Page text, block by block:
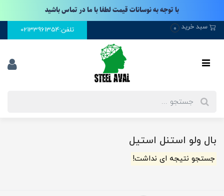
با توجه به نوسانات قیمت لطفا با ما در تماس باشید
سبد خرید 0 تلفن:02133961354
بال ولو استنل استیل
جستجو نتیجه ای نداشت!